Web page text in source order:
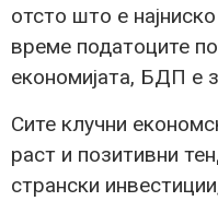
отсто што е
време податоците
економијата, БДП е
Сите клучни
раст и позитивни
странски